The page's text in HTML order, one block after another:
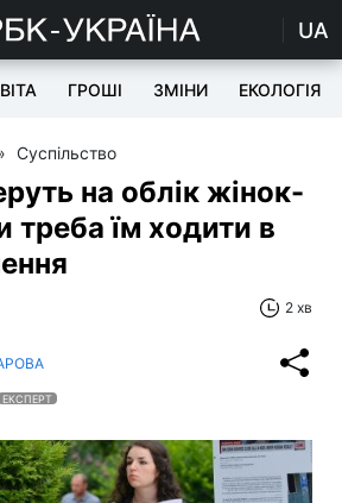
UA
ГРОШІ ЗМІНИ ЕКОЛОГІЯ
Суспільство
на облік жінок-
треба їм ходити в
2 хв
ЕКСПЕРТ